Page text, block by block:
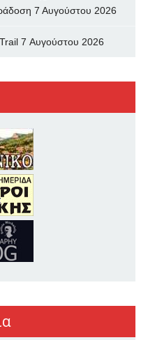
7 Αυγούστου 2026
7 Αυγούστου 2026